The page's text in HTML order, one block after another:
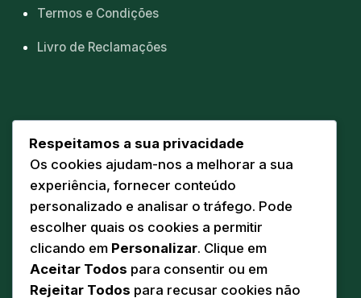
Termos e Condições
Livro de Reclamações
Sede
Av. Eng. Duarte Pacheco 20 A
5160-218 Torre de Moncorvo
✉️ Comunicação
geral@pandodasilva.pt
Respeitamos a sua privacidade
Os cookies ajudam-nos a melhorar a sua
experiência, fornecer conteúdo
personalizado e analisar o tráfego. Pode
escolher quais os cookies a permitir
clicando em Personalizar. Clique em
Aceitar Todos para consentir ou em
Rejeitar Todos para recusar cookies não